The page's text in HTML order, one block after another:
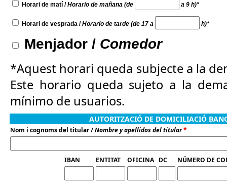
Horari de matí /Horario de mañana (de a 9 h)*
Horari de vesprada /Horario de tarde (de 17 a h)*
Menjador / Comedor
*Aquest horari queda subjecte a la
Este horario queda sujeto a la
mínimo de usuarios.
AUTORITZACIÓ DE DOMICILIACIÓ
Nom i cognoms del titular /Nombre y apellidos del titular*
IBAN ENTITAT OFICINA DC NÚMERO DE